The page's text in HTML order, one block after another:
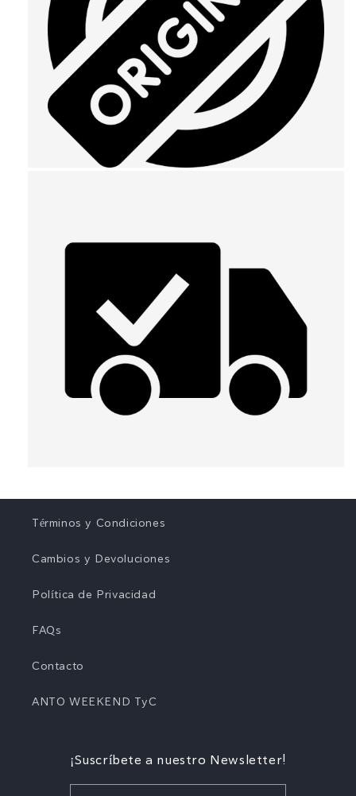
Términos y Condiciones
Cambios y Devoluciones
Política de Privacidad
FAQs
Contacto
ANTO WEEKEND TyC
¡Suscríbete a nuestro Newsletter!